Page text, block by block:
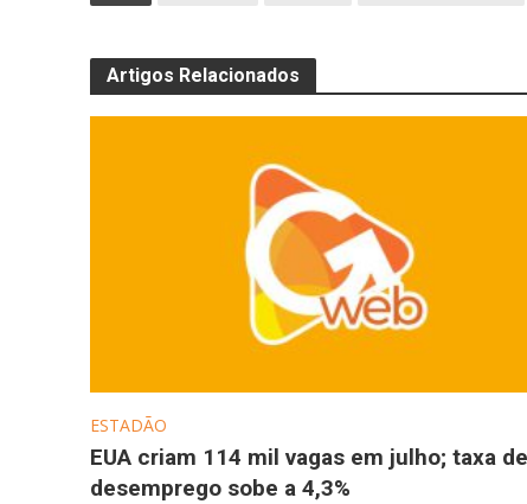
Artigos Relacionados
ESTADÃO
EUA criam 114 mil vagas em julho; taxa de
desemprego sobe a 4,3%